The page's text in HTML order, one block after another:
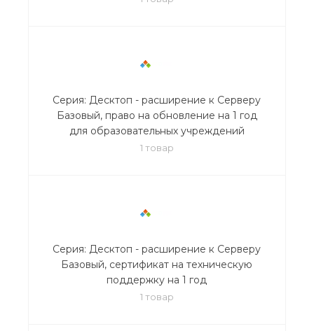
Серия: Десктоп - расширение к Серверу
Базовый, право на обновление на 1 год
для образовательных учреждений
1 товар
Серия: Десктоп - расширение к Серверу
Базовый, сертификат на техническую
поддержку на 1 год
1 товар